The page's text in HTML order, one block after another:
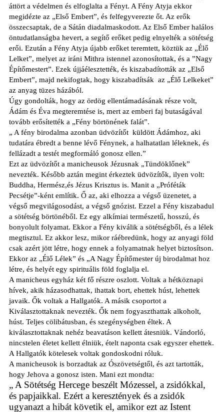
áttört a védelmen és elfoglalta a Fényt. A Fény Atyja ekkor
megidézte az „Első Embert”, és felfegyverezte őt. Az erők
összecsaptak, de a Sátán diadalmaskodott. Az Első Ember halálos
öntudatlanságba hevert, a segítő erőket pedig elnyelték a sötétség
erői. Ezután a Fény Atyja újabb erőket teremtett, köztük az „Élő
Lelket”, melyet az iráni Mithra istennel azonosítottak, és a ”Nagy
Építőmestert”. Ezek újjáélesztették, és kiszabadították az „Első
Embert”, majd nekifogtak, hogy kiszabadítsák az „Élő Lelkeket”
az anyag tüzes házából.
Úgy gondolták, hogy az ördög ellentámadásának része volt,
Ádám és Éva megteremtése is, mert az emberi faj butaságával
tovább erősítették a „Fény börtönének falát”.
„ A fény birodalma azonban üdvözítőt küldött Ádámhoz, aki
tudatára ébredt a benne lévő Fénynek, a halhatatlan léleknek, és
fellázadt a testét megformáló gonosz ellen.”
Ezt az üdvözítőt a manicheusok Jézusnak „Tündöklőnek”
nevezték. Később aztán megint érkeztek üdvözítők, ilyen volt:
Buddha, Hermész,és Jézus Krisztus is. Manit a „Próféták
Pecsétje”-ként említik. Ő az, aki elhozza a végső üzenetet, a
végső megvilágosodást, a végső gnózist. Ezzel a Fény kiszabadul
a sötétség börtönéből. Ez egy alkímiai természetű, hosszú, és
bonyolult folyamat. Ekkor a Fény kiválik a sötétségből, és a lélek
megtisztul. Ez akkor lesz, mikor ráébredünk, hogy az anyagi föld
csak azért jött létre, hogy ennek a folyamatnak helyet biztosítson.
Ekkor az „Élő Lélek” és „A Nagy Építőmester új birodalmat hoz
létre, és helyét egy spirituális föld foglalja el.
A manicheus egyház két fő részre oszlott. Voltak a hétköznapi
hívek, akik házasodhattak, ihattak bort, ehettek húst, lehettek
javaik. Ők voltak a Hallgatók. A másik csoportot a
Kiválasztottaknak nevezték. Ők nem fogyaszthattak alkoholt,
húst. Teljes cölibátusban, és szegénységben éltek. A
kiválasztottaknak nehéz beavatáson kellett átesniük. Vándorló,
nincstelen életet kellett élniük, ételt naponta csak egyszer ehettek.
A Hallgatók kötelesek voltak gondoskodni róluk.
A manicheusok is borzadtak az Ószövetségtől, és azt tartották,
hogy Jehova a gonosz isten. Mani ezt mondta:
„ A Sötétség Hercege beszélt Mózessel, a zsidókkal,
és papjaikkal. Ezért a keresztények és a zsidók
ugyanazt a hibát követik el, amikor ezt az Istent